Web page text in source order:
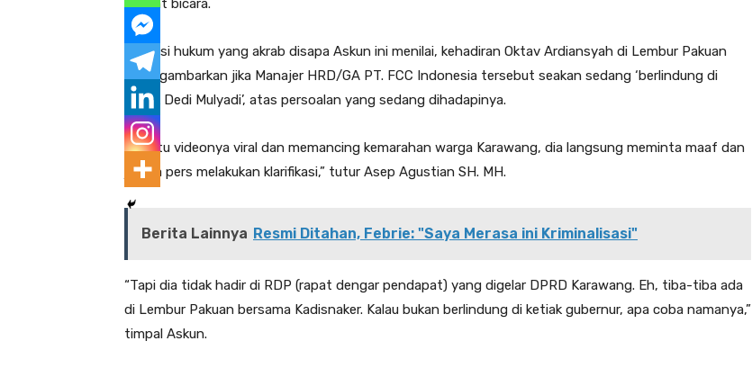
angkat bicara.
Praktisi hukum yang akrab disapa Askun ini menilai, kehadiran Oktav Ardiansyah di Lembur Pakuan
menggambarkan jika Manajer HRD/GA PT. FCC Indonesia tersebut seakan sedang ‘berlindung di
ketiak Dedi Mulyadi’, atas persoalan yang sedang dihadapinya.
“Begitu videonya viral dan memancing kemarahan warga Karawang, dia langsung meminta maaf dan
jumpa pers melakukan klarifikasi,” tutur Asep Agustian SH. MH.
Berita Lainnya Resmi Ditahan, Febrie: "Saya Merasa ini Kriminalisasi"
“Tapi dia tidak hadir di RDP (rapat dengar pendapat) yang digelar DPRD Karawang. Eh, tiba-tiba ada
di Lembur Pakuan bersama Kadisnaker. Kalau bukan berlindung di ketiak gubernur, apa coba namanya,”
timpal Askun.